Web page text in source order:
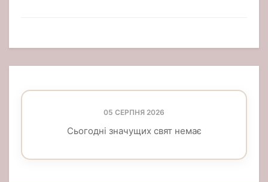
05 СЕРПНЯ 2026
Сьогодні значущих свят немає